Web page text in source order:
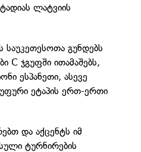
ლატვიის
გუნდებს
C ჯგუფში ითამაშებს,
ესპანეთი, ასევე
ეტაპის ერთ-ერთი
და აქცენტს იმ
ტურნირების